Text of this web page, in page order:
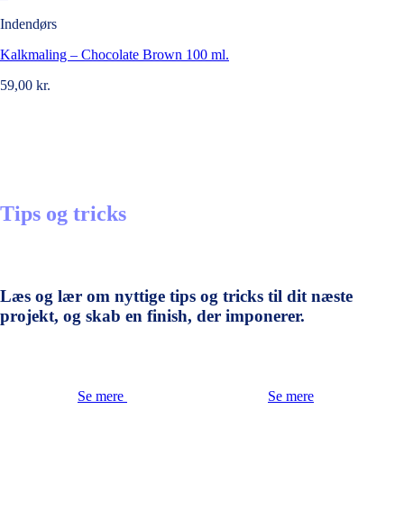
Indendørs
Kalkmaling – Chocolate Brown 100 ml.
59,00 kr.
Tips og tricks
Læs og lær om nyttige tips og tricks til dit næste
projekt, og skab en finish, der imponerer.
Se mere Se mere